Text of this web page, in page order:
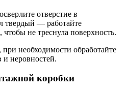
отверстие в
твердый — работайте
не треснула поверхность.
необходимости обработайте
и неровностей.
коробки